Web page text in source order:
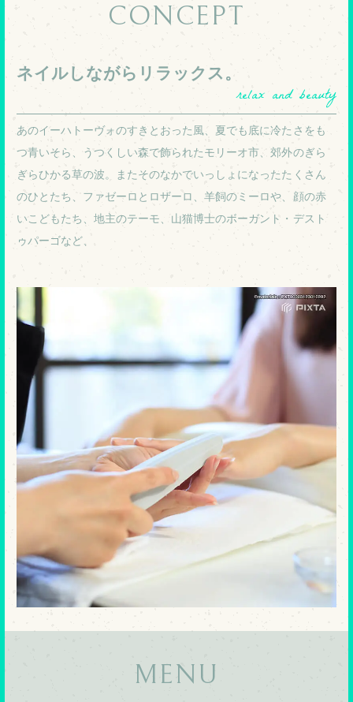
CONCEPT
ネイルしながらリラックス。
relax and beauty
あのイーハトーヴォのすきとおった風、夏でも底に冷たさをも
つ青いそら、うつくしい森で飾られたモリーオ市、郊外のぎら
ぎらひかる草の波。またそのなかでいっしょになったたくさん
のひとたち、ファゼーロとロザーロ、羊飼のミーロや、顔の赤
いこどもたち、地主のテーモ、山猫博士のボーガント・デスト
ゥパーゴなど、
MENU